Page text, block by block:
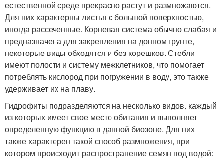
естественной среде прекрасно растут и размножаются.
Для них характерны листья с большой поверхностью,
иногда рассеченные. Корневая система обычно слабая и
предназначена для закрепления на донном грунте,
некоторые виды обходятся и без корешков. Стебли
имеют полости и систему межклетников, что помогает
потреблять кислород при погружении в воду, это также
удерживает их на плаву.
Гидрофиты подразделяются на несколько видов, каждый
из которых имеет свое место обитания и выполняет
определенную функцию в данной биозоне. Для них
также характерен такой способ размножения, при
котором происходит распространение семян под водой: